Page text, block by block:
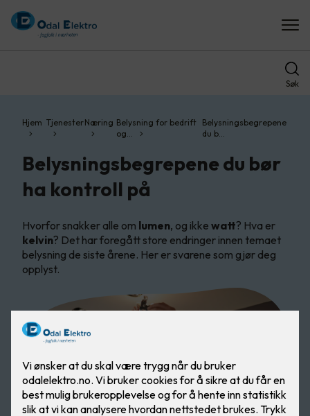
Søk
Hjem TjenesterNæring Belysning for bedrift
og…
Belysningsbegrepene
du b…
Belysningsbegrepene du bør
ha kontroll på
Hvorfor snakker alle om lumen, og ikke watt? Hva er
kelvin? Det har foregått store endringer innen temaet
belysning de siste årene. Her er svarene som gjør deg
opplyst.